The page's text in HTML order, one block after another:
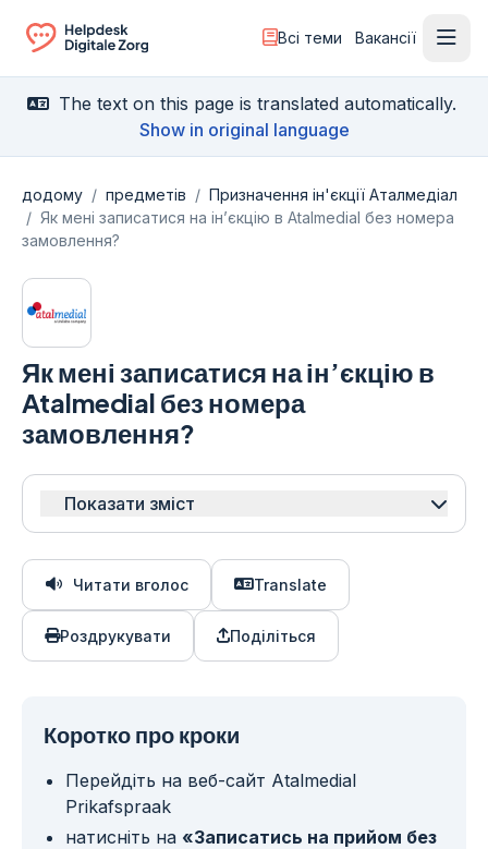
Ga naar de homepagina
Всі теми Вакансії
The text on this page is translated automatically.
Show in original language
додому / предметів / Призначення ін'єкції Аталмедіал
/ Як мені записатися на ін’єкцію в Atalmedial без номера
замовлення?
Як мені записатися на ін’єкцію в
Atalmedial без номера
замовлення?
Показати зміст
Читати вголос Translate
Роздрукувати Поділіться
Коротко про кроки
Перейдіть на веб-сайт Atalmedial
Prikafspraak
натисніть на «Записатись на прийом без